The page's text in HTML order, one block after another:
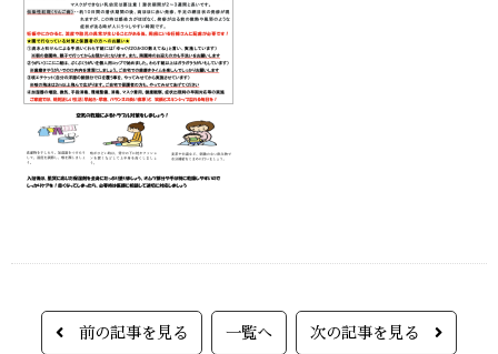
前の記事を見る 一覧へ 次の記事を見る